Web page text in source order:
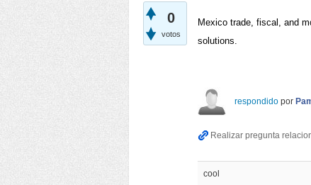
0
votos
Mexico trade, fiscal, and
solutions.
respondido por
cool